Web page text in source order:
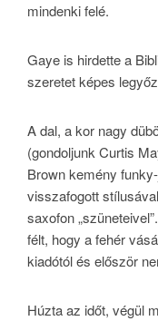
mindenki felé.
Gaye is hirdette a
szeretet képes
A dal, a kor nagy
(gondoljunk Curtis
Brown kemény
visszafogott
saxofon
félt, hogy a fehér
kiadótól és először
Húzta az időt, végül